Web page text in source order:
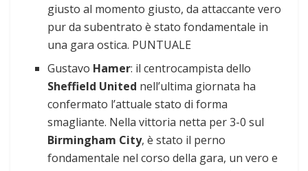
giusto al momento giusto, da attaccante vero
pur da subentrato è stato fondamentale in
una gara ostica. PUNTUALE
Gustavo Hamer: il centrocampista dello
Sheffield United nell’ultima giornata ha
confermato l’attuale stato di forma
smagliante. Nella vittoria netta per 3-0 sul
Birmingham City, è stato il perno
fondamentale nel corso della gara, un vero e